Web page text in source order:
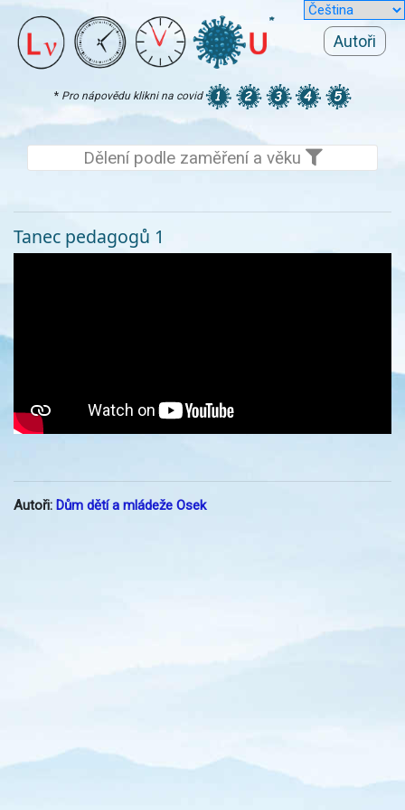
Autoři
* Pro nápovědu klikni na covid
Dělení podle zaměření a věku
Tanec pedagogů 1
Autoři: Dům dětí a mládeže Osek